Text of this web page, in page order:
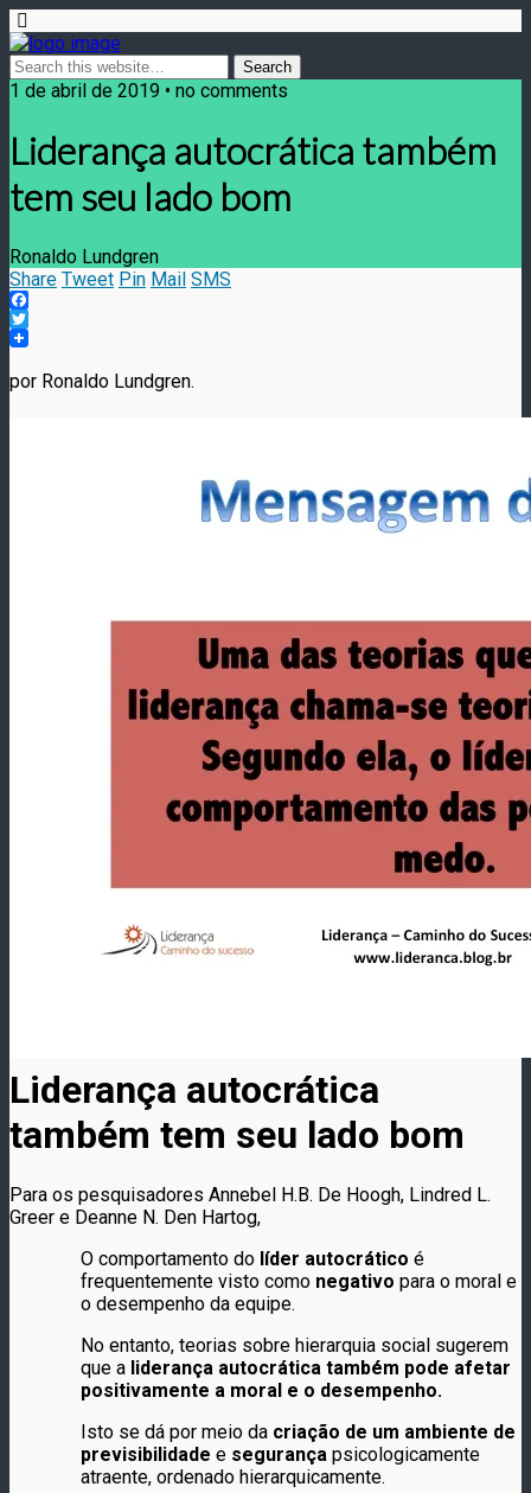
1 de abril de 2019 • no comments
Liderança autocrática também
tem seu lado bom
Ronaldo Lundgren
Share Tweet Pin Mail SMS
Facebook
Twitter
por Ronaldo Lundgren.
Liderança autocrática
também tem seu lado bom
Para os pesquisadores Annebel H.B. De Hoogh, Lindred L.
Greer e Deanne N. Den Hartog,
O comportamento do líder autocrático é
frequentemente visto como negativo para o moral e
o desempenho da equipe.
No entanto, teorias sobre hierarquia social sugerem
que a liderança autocrática também pode afetar
positivamente a moral e o desempenho.
Isto se dá por meio da criação de um ambiente de
previsibilidade e segurança psicologicamente
atraente, ordenado hierarquicamente.